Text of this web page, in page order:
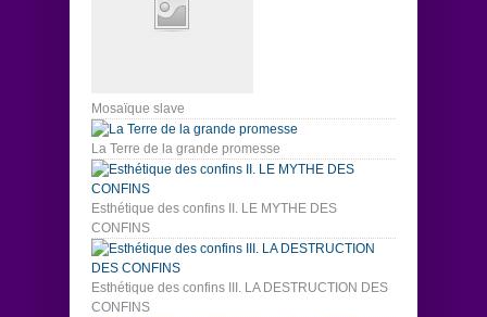
Mosaïque slave
La Terre de la grande promesse
Esthétique des confins II. LE MYTHE DES
CONFINS
Esthétique des confins III. LA DESTRUCTION DES
CONFINS